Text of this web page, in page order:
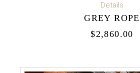
ADD TO CART
Details
GREY ROPE
$2,860.00